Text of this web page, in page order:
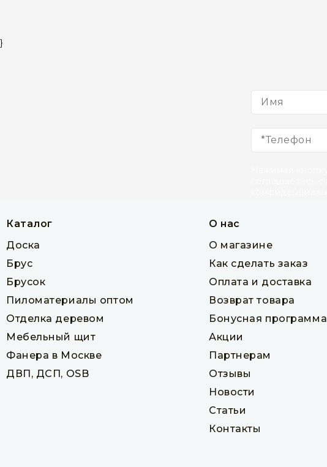
}
Каталог
Доска
Брус
Брусок
Пиломатериалы оптом
Отделка деревом
Мебельный щит
Фанера в Москве
ДВП, ДСП, OSB
О нас
О магазине
Как сделать заказ
Оплата и доставка
Возврат товара
Бонусная программа
Акции
Партнерам
Отзывы
Новости
Статьи
Контакты